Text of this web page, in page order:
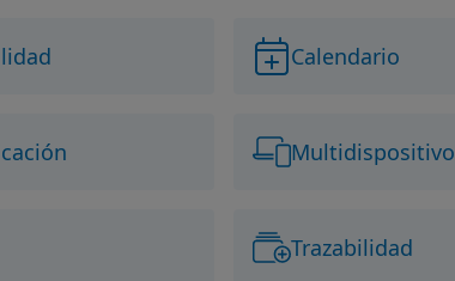
Calendario
Multidispositivo
Trazabilidad